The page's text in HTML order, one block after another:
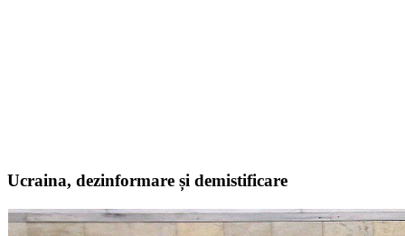
Ucraina, dezinformare și demistificare